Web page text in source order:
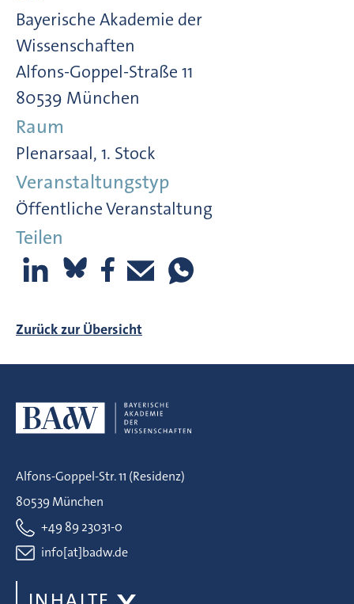
Bayerische Akademie der
Wissenschaften
Alfons-Goppel-Straße 11
80539 München
Raum
Plenarsaal, 1. Stock
Veranstaltungstyp
Öffentliche Veranstaltung
Teilen
Zurück zur Übersicht
Alfons-Goppel-Str. 11 (Residenz)
80539 München
+49 89 23031-0
info[at]badw.de